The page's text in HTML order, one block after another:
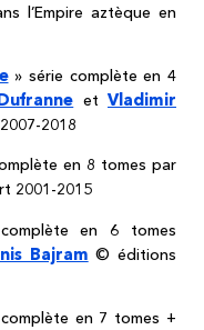
l’Empire aztèque en
» série complète en 4
et Vladimir
2018
en 8 tomes par
2001-2015
en 6 tomes
Bajram © éditions
en 7 tomes +